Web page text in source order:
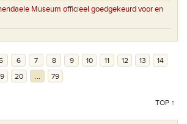
Museum officieel goedgekeurd voor en
5 6 7 8 9 10 11 12 13
14
20 79
TOP ↑